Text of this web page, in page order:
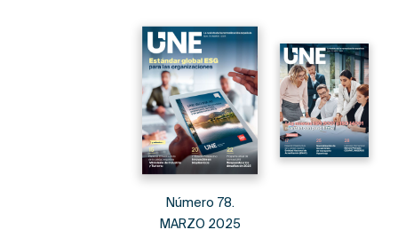
Número 78.
MARZO 2025